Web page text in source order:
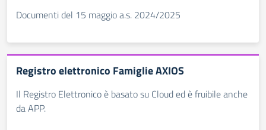
Documenti del 15 maggio a.s. 2024/2025
Registro elettronico Famiglie AXIOS
Il Registro Elettronico è basato su Cloud ed è fruibile anche
da APP.